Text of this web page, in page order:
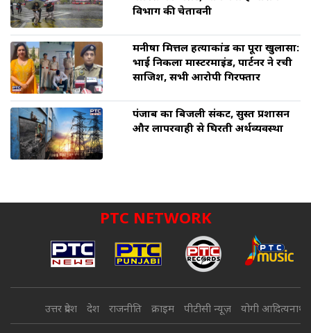
विभाग की चेतावनी
मनीषा मित्तल हत्याकांड का पूरा खुलासा:
भाई निकला मास्टरमाइंड, पार्टनर ने रची
साजिश, सभी आरोपी गिरफ्तार
पंजाब का बिजली संकट, सुस्त प्रशासन
और लापरवाही से घिरती अर्थव्यवस्था
PTC NETWORK
उत्तर प्रदेश देश राजनीति क्राइम पीटीसी न्यूज़ योगी आदित्यनाथ